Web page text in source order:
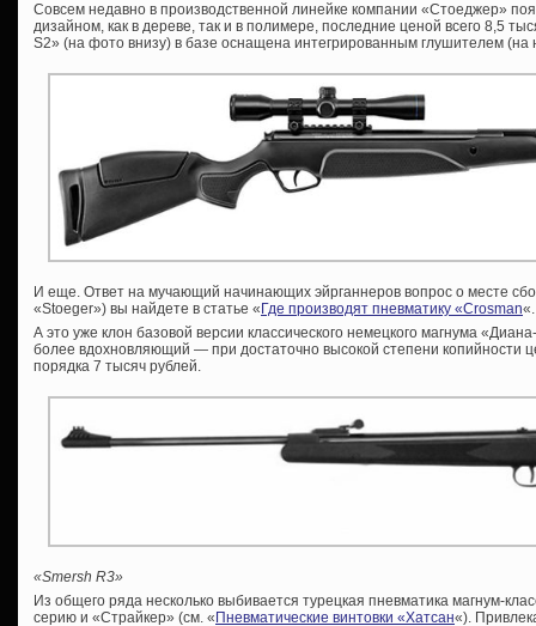
Совсем недавно в производственной линейке компании «Стоеджер»
дизайном, как в дереве, так и в полимере, последние ценой всего 8,5
S2» (на фото внизу) в базе оснащена интегрированным глушителем
И еще. Ответ на мучающий начинающих эйрганнеров вопрос о месте
«Stoeger») вы найдете в статье « Где производят пневматику «Crosman«.
А это уже клон базовой версии классического немецкого магнума
более вдохновляющий — при достаточно высокой степени копийности
порядка 7 тысяч рублей.
«Smersh R3»
Из общего ряда несколько выбивается турецкая пневматика магнум-
серию и «Страйкер» (см. « Пневматические винтовки «Хатсан«).